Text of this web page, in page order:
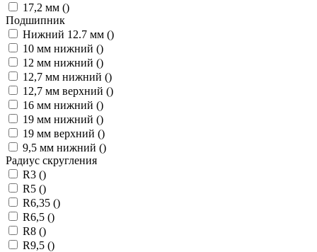
17,2 мм ()
Подшипник
Нижний 12.7 мм ()
10 мм нижний ()
12 мм нижний ()
12,7 мм нижний ()
12,7 мм верхний ()
16 мм нижний ()
19 мм нижний ()
19 мм верхний ()
9,5 мм нижний ()
Радиус скругления
R3 ()
R5 ()
R6,35 ()
R6,5 ()
R8 ()
R9,5 ()